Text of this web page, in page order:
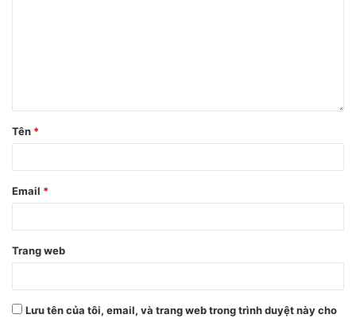
Tên *
Email *
Trang web
Lưu tên của tôi, email, và trang web trong trình duyệt này cho